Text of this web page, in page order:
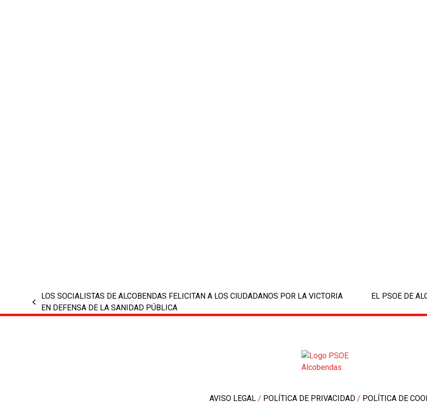
previous
post:
LOS SOCIALISTAS DE ALCOBENDAS FELICITAN A LOS CIUDADANOS POR LA VICTORIA
EN DEFENSA DE LA SANIDAD PÚBLICA
post:
EL PSOE DE
AVISO LEGAL / POLÍTICA DE PRIVACIDAD / POLÍTICA DE